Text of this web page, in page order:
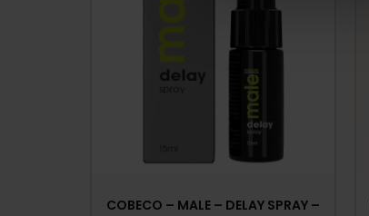
COBECO – MALE – DELAY SPRAY –